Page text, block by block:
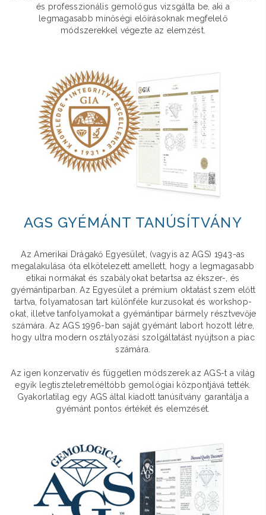
és professzionális gemológus vizsgálta be, aki a
legmagasabb minőségi előírásoknak megfelelő
módszerekkel végezte az elemzést.
AGS GYÉMÁNT TANÚSÍTVÁNY
Az Amerikai Drágakő Egyesület, (vagyis az AGS) 1943-as
megalakulása óta elkötelezett amellett, hogy a legmagasabb
etikai normákat és szabályokat betartsa az ékszer-, és
gyémántiparban. Az Egyesület a prémium oktatást szem előtt
tartva, folyamatosan tart különféle kurzusokat és workshop-
okat, illetve tanfolyamokat a gyémántipar bármely résztvevője
számára. Az AGS 1996-ban saját gyémánt labort hozott létre,
hogy ultra modern osztályozási szolgáltatást nyújtson a piac
számára.
Az igen konzervatív és független módszerek az AGS-t a világ
egyik legtiszteletreméltóbb gemológiai központjává tették.
Gyakorlatilag egy AGS által kiadott tanúsítvány garantálja a
gyémánt pontos értékét és elemzését.